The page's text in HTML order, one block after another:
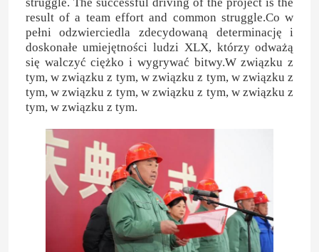
result of a team effort and common struggle.Co w
pełni odzwierciedla zdecydowaną determinację i
doskonałe umiejętności ludzi XLX, którzy odważą
się walczyć ciężko i wygrywać bitwy.W związku z
tym, w związku z tym, w związku z tym, w związku z
tym, w związku z tym, w związku z tym, w związku z
tym, w związku z tym.